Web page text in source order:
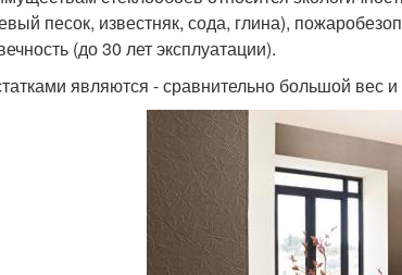
песок, известняк, сода, глина),
(до 30 лет эксплуатации).
являются - сравнительно большой вес